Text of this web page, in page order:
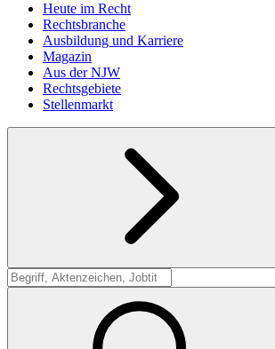
Heute im Recht
Rechtsbranche
Ausbildung und Karriere
Magazin
Aus der NJW
Rechtsgebiete
Stellenmarkt
Suche